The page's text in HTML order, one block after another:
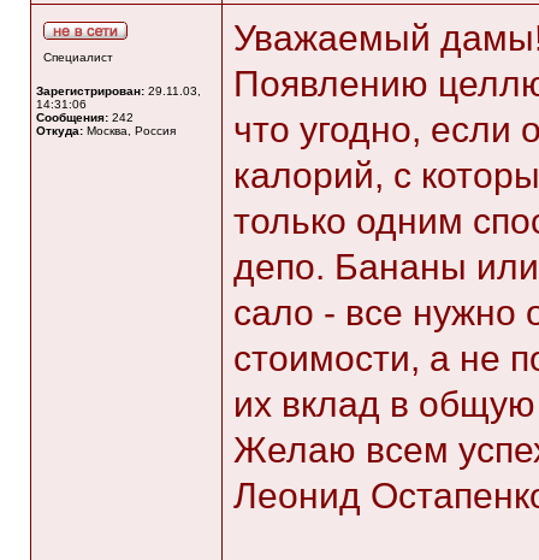
Специалист
Зарегистрирован: 29.11.03,
14:31:06
Сообщения: 242
Откуда: Москва, Россия
Уважаемый
Появлению
что угодно, если
калорий, с
только одним
депо. Бананы
сало - все нужно
стоимости, а не
их вклад в
Желаю всем
Леонид